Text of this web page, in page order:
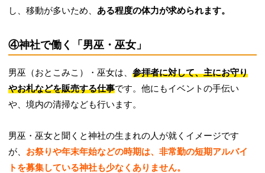
し、移動が多いため、 ある程度の体力が求められます。
④神社で働く「男巫・巫女」
男巫（おとこみこ）・巫女は、参拝者に対して、主にお守り
やお札などを販売する仕事です。他にもイベントの手伝い
や、境内の清掃なども行います。
男巫・巫女と聞くと神社の生まれの人が就くイメージです
が、 お祭りや年末年始などの時期は、非常勤の短期アルバイ
トを募集している神社も少なくありません。